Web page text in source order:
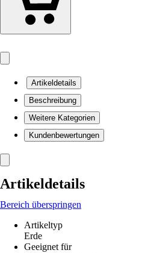
Artikeldetails
Beschreibung
Weitere Kategorien
Kundenbewertungen
Artikeldetails
Bereich überspringen
Artikeltyp
Erde
Geeignet für